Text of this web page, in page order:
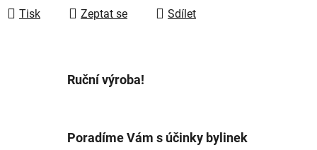
Tisk Zeptat se Sdílet
Ruční výroba!
Poradíme Vám s účinky bylinek